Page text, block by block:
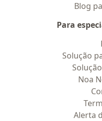
Blog
Para
Solução
Noa
Alerta